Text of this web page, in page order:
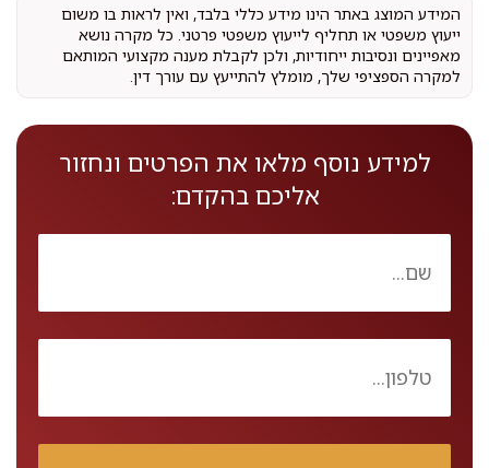
המידע המוצג באתר הינו מידע כללי בלבד, ואין לראות בו משום
ייעוץ משפטי או תחליף לייעוץ משפטי פרטני. כל מקרה נושא
מאפיינים ונסיבות ייחודיות, ולכן לקבלת מענה מקצועי המותאם
למקרה הספציפי שלך, מומלץ להתייעץ עם עורך דין.
למידע נוסף מלאו את הפרטים ונחזור
אליכם בהקדם: